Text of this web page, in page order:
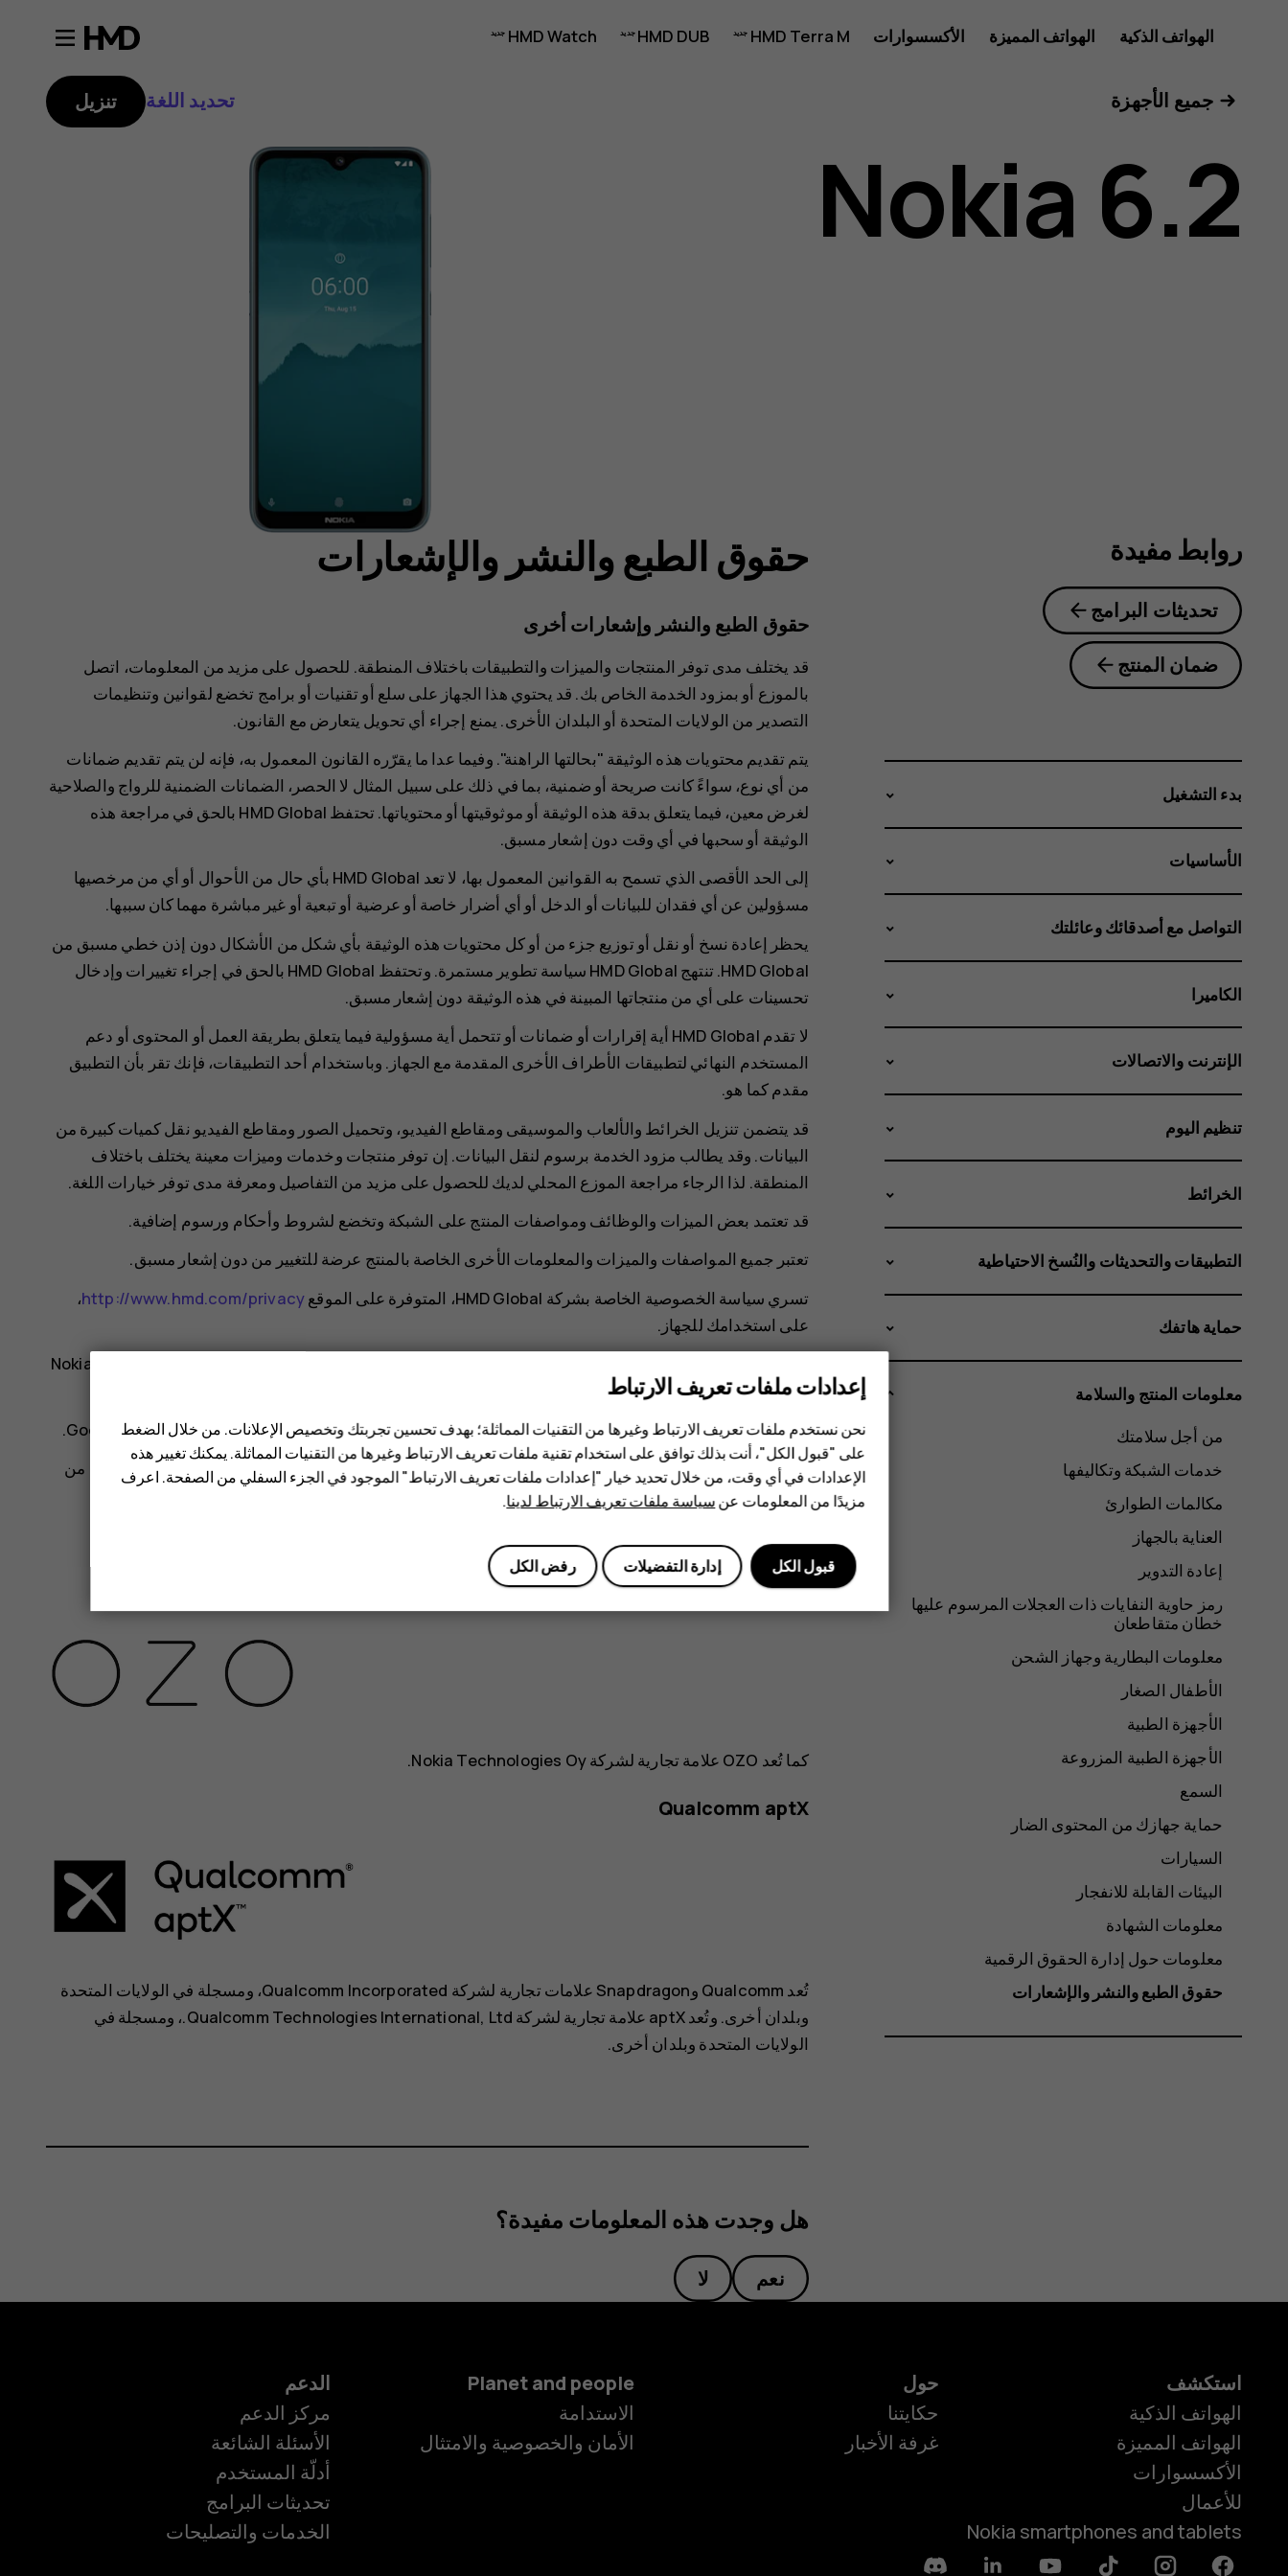
دليل
مستخدم
هاتف
الهواتف الذكية الهواتف المميزة الأكسسوارات HMD Terra M
HMD DUB
HMD Watch
الهواتف الذكية
جميع الأجهزة تحديد اللغة تنزيل
Nokia 6.2
حقوق الطبع والنشر والإشعارات
حقوق الطبع والنشر وإشعارات أخرى
قد يختلف مدى توفر المنتجات والميزات والتطبيقات باختلاف المنطقة. للحصول على مزيد من المعلومات، اتصل
بالموزع أو بمزود الخدمة الخاص بك. قد يحتوي هذا الجهاز على سلع أو تقنيات أو برامج تخضع لقوانين وتنظيمات
التصدير من الولايات المتحدة أو البلدان الأخرى. يمنع إجراء أي تحويل يتعارض مع القانون.
يتم تقديم محتويات هذه الوثيقة "بحالتها الراهنة". وفيما عدا ما يقرّره القانون المعمول به، فإنه لن يتم تقديم ضمانات
من أي نوع، سواءً كانت صريحة أو ضمنية، بما في ذلك على سبيل المثال لا الحصر، الضمانات الضمنية للرواج والصلاحية
لغرض معين، فيما يتعلق بدقة هذه الوثيقة أو موثوقيتها أو محتوياتها. تحتفظ HMD Global بالحق في مراجعة هذه
الوثيقة أو سحبها في أي وقت دون إشعار مسبق.
إلى الحد الأقصى الذي تسمح به القوانين المعمول بها، لا تعد HMD Global بأي حال من الأحوال أو أي من مرخصيها
مسؤولين عن أي فقدان للبيانات أو الدخل أو أي أضرار خاصة أو عرضية أو تبعية أو غير مباشرة مهما كان سببها.
يحظر إعادة نسخ أو نقل أو توزيع جزء من أو كل محتويات هذه الوثيقة بأي شكل من الأشكال دون إذن خطي مسبق من
HMD Global. تنتهج HMD Global سياسة تطوير مستمرة. وتحتفظ HMD Global بالحق في إجراء تغييرات وإدخال
تحسينات على أي من منتجاتها المبينة في هذه الوثيقة دون إشعار مسبق.
لا تقدم HMD Global أية إقرارات أو ضمانات أو تتحمل أية مسؤولية فيما يتعلق بطريقة العمل أو المحتوى أو دعم
المستخدم النهائي لتطبيقات الأطراف الأخرى المقدمة مع الجهاز. وباستخدام أحد التطبيقات، فإنك تقر بأن التطبيق
مقدم كما هو.
قد يتضمن تنزيل الخرائط والألعاب والموسيقى ومقاطع الفيديو، وتحميل الصور ومقاطع الفيديو نقل كميات كبيرة من
البيانات. وقد يطالب مزود الخدمة برسوم لنقل البيانات. إن توفر منتجات وخدمات وميزات معينة يختلف باختلاف
المنطقة. لذا الرجاء مراجعة الموزع المحلي لديك للحصول على مزيد من التفاصيل ومعرفة مدى توفر خيارات اللغة.
قد تعتمد بعض الميزات والوظائف ومواصفات المنتج على الشبكة وتخضع لشروط وأحكام ورسوم إضافية.
تعتبر جميع المواصفات والميزات والمعلومات الأخرى الخاصة بالمنتج عرضة للتغيير من دون إشعار مسبق.
تسري سياسة الخصوصية الخاصة بشركة HMD Global، المتوفرة على الموقع
http://www.hmd.com/privacy،
على استخدامك للجهاز.
إن شركة HMD Global Oy هي صاحبة الرخصة الحصرية لعلامة Nokia التجارية للهواتف والأجهزة اللوحية. وتُعد Nokia
علامة تجارية مسجلة خاصة بشركة ‪Nokia Corporation‬.
وتُعد Google وAndroid وGoogle Play وغيرها من العلامات والشعارات علامات تجارية خاصة بشركة Google LLC.
إن علامة كلمة بلوتوث والشعارات الخاصة بها مملوكة لشركة Bluetooth SIG, Inc.‎ وأي استخدام لهذه العلامات من
قبل شركة HMD Global يكون بموجب ترخيص.
OZO
كما تُعد OZO علامة تجارية لشركة Nokia Technologies Oy.
Qualcomm aptX
تُعد Qualcomm وSnapdragon علامات تجارية لشركة Qualcomm Incorporated، ومسجلة في الولايات المتحدة
وبلدان أخرى. وتُعد aptX علامة تجارية لشركة Qualcomm Technologies International, Ltd.‏، ومسجلة في
الولايات المتحدة وبلدان أخرى.
هل وجدت هذه المعلومات مفيدة؟
نعم لا
روابط مفيدة
تحديثات البرامج
ضمان المنتج
بدء التشغيل
الأساسيات
التواصل مع أصدقائك وعائلتك
الكاميرا
الإنترنت والاتصالات
تنظيم اليوم
الخرائط
التطبيقات والتحديثات والنُسخ الاحتياطية
حماية هاتفك
معلومات المنتج والسلامة
من أجل سلامتك
خدمات الشبكة وتكاليفها
مكالمات الطوارئ
العناية بالجهاز
إعادة التدوير
رمز حاوية النفايات ذات العجلات المرسوم عليها
خطان متقاطعان
معلومات البطارية وجهاز الشحن
الأطفال الصغار
الأجهزة الطبية
الأجهزة الطبية المزروعة
السمع
حماية جهازك من المحتوى الضار
السيارات
البيئات القابلة للانفجار
معلومات الشهادة
معلومات حول إدارة الحقوق الرقمية
حقوق الطبع والنشر والإشعارات
استكشف
الهواتف الذكية
الهواتف المميزة
الأكسسوارات
للأعمال
Nokia smartphones and tablets
حول
حكايتنا
غرفة الأخبار
Planet and people
الاستدامة
الأمان والخصوصية والامتثال
الدعم
مركز الدعم
الأسئلة الشائعة
أدلّة المستخدم
تحديثات البرامج
الخدمات والتصليحات
إعدادات ملفات تعريف الارتباط
نحن نستخدم ملفات تعريف الارتباط وغيرها من التقنيات المماثلة؛ بهدف تحسين تجربتك وتخصيص الإعلانات. من خلال الضغط
على "قبول الكل"، أنت بذلك توافق على استخدام تقنية ملفات تعريف الارتباط وغيرها من التقنيات المماثلة. يمكنك تغيير هذه
الإعدادات في أي وقت، من خلال تحديد خيار "إعدادات ملفات تعريف الارتباط" الموجود في الجزء السفلي من الصفحة. اعرف
مزيدًا من المعلومات عنسياسة ملفات تعريف الارتباط لدينا.
رفض الكل إدارة التفضيلات قبول الكل